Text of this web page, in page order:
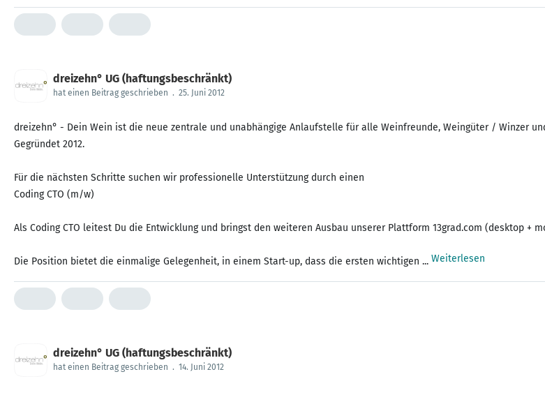
dreizehn° UG (haftungsbeschränkt)
hat einen Beitrag geschrieben . 25. Juni 2012
dreizehn° - Dein Wein ist die neue zentrale und unabhängige Anlaufstelle für alle Weinfreunde, Weingüter / Winzer
Gegründet 2012.
Für die nächsten Schritte suchen wir professionelle Unterstützung durch einen
Coding CTO (m/w)
Als Coding CTO leitest Du die Entwicklung und bringst den weiteren Ausbau unserer Plattform 13grad.com (desktop +
Die Position bietet die einmalige Gelegenheit, in einem Start-up, dass die ersten wichtigen ... Weiterlesen
dreizehn° UG (haftungsbeschränkt)
hat einen Beitrag geschrieben . 14. Juni 2012